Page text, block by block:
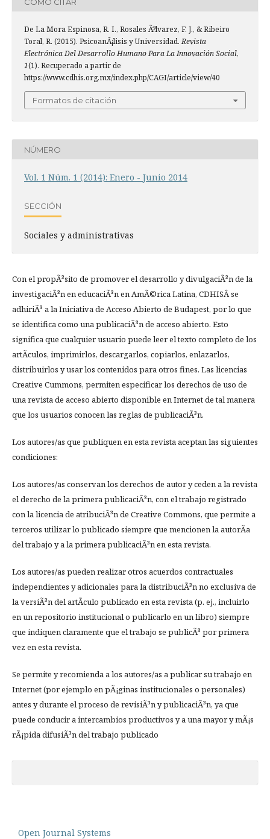
De La Mora Espinosa, R. I., Rosales Ã?lvarez, F. J., & Ribeiro
Toral, R. (2015). PsicoanÃ¡lisis y Universidad.Revista
Electrónica Del Desarrollo Humano Para La Innovación Social,
1(1). Recuperado a partir de
https://www.cdhis.org.mx/index.php/CAGI/article/view/40
Formatos de citación
NÚMERO
Vol. 1 Núm. 1 (2014): Enero - Junio 2014
SECCIÓN
Sociales y administrativas
Con el propÃ³sito de promover el desarrollo y divulgaciÃ³n de la
investigaciÃ³n en educaciÃ³n en AmÃ©rica Latina, CDHISÂ se
adhiriÃ³ a la Iniciativa de Acceso Abierto de Budapest, por lo que
se identifica como una publicaciÃ³n de acceso abierto. Esto
significa que cualquier usuario puede leer el texto completo de los
artÃ­culos, imprimirlos, descargarlos, copiarlos, enlazarlos,
distribuirlos y usar los contenidos para otros fines. Las licencias
Creative Cummons, permiten especificar los derechos de uso de
una revista de acceso abierto disponible en Internet de tal manera
que los usuarios conocen las reglas de publicaciÃ³n.
Los autores/as que publiquen en esta revista aceptan las siguientes
condiciones:
Los autores/as conservan los derechos de autor y ceden a la revista
el derecho de la primera publicaciÃ³n, con el trabajo registrado
con la licencia de atribuciÃ³n de Creative Commons, que permite a
terceros utilizar lo publicado siempre que mencionen la autorÃ­a
del trabajo y a la primera publicaciÃ³n en esta revista.
Los autores/as pueden realizar otros acuerdos contractuales
independientes y adicionales para la distribuciÃ³n no exclusiva de
la versiÃ³n del artÃ­culo publicado en esta revista (p. ej., incluirlo
en un repositorio institucional o publicarlo en un libro) siempre
que indiquen claramente que el trabajo se publicÃ³ por primera
vez en esta revista.
Se permite y recomienda a los autores/as a publicar su trabajo en
Internet (por ejemplo en pÃ¡ginas institucionales o personales)
antes y durante el proceso de revisiÃ³n y publicaciÃ³n, ya que
puede conducir a intercambios productivos y a una mayor y mÃ¡s
rÃ¡pida difusiÃ³n del trabajo publicado
Open Journal Systems